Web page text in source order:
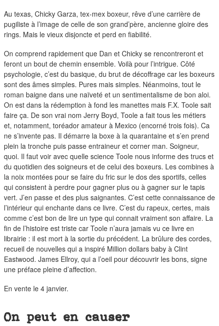
Au texas, Chicky Garza, tex-mex boxeur, rêve d’une carrière de
pugiliste à l’image de celle de son grand’père, ancienne gloire des
rings. Mais le vieux disjoncte et perd en fiabilité.
On comprend rapidement que Dan et Chicky se rencontreront et
feront un bout de chemin ensemble. Voilà pour l’intrigue. Côté
psychologie, c’est du basique, du brut de décoffrage car les boxeurs
sont des âmes simples. Pures mais simples. Néanmoins, tout le
roman baigne dans une naïveté et un sentimentalisme de bon aloi.
On est dans la rédemption à fond les manettes mais F.X. Toole sait
faire ça. De son vrai nom Jerry Boyd, Toole a fait tous les métiers
et, notamment, toréador amateur à Mexico (encorné trois fois). Ca
ne s’invente pas. Il démarre la boxe à la quarantaine et s’en prend
plein la tronche puis passe entraineur et corner man. Soigneur,
quoi. Il faut voir avec quelle science Toole nous informe des trucs et
du quotidien des soigneurs et de celui des boxeurs. Les combines à
la noix montées pour se faire du fric sur le dos des sportifs, celles
qui consistent à perdre pour gagner plus ou à gagner sur le tapis
vert. J’en passe et des plus saignantes. C’est cette connaissance de
l’intérieur qui enchante dans ce livre. C’est du rapeux, certes, mais
comme c’est bon de lire un type qui connait vraiment son affaire. La
fin de l’histoire est triste car Toole n’aura jamais vu ce livre en
librairie : il est mort à la sortie du précédent. La brûlure des cordes,
recueil de nouvelles qui a inspiré Million dollars baby à Clint
Eastwood. James Ellroy, qui a l’oeil pour découvrir les bons, signe
une préface pleine d’affection.
En vente le 4 janvier.
On peut en causer